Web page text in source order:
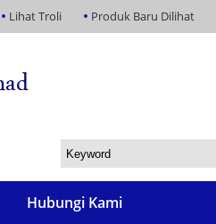
Lihat Troli Produk Baru Dilihat
Hubungi Kami